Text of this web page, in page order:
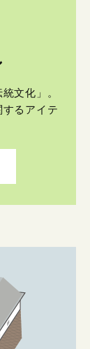
文化」。
るアイテ